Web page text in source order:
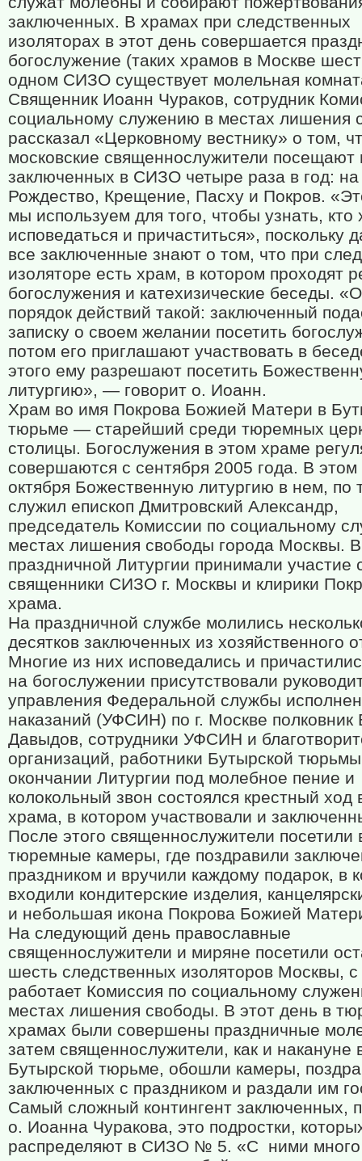
заключенных. В храмах при следственных
изоляторах в этот день совершается
богослужение (таких храмов в Москве
одном СИЗО существует молельная
Священник Иоанн Чураков, сотрудник
социальному служению в местах лишения
рассказал «Церковному вестнику» о том,
московские священнослужители посещают
заключенных в СИЗО четыре раза в год: на
Рождество, Крещение, Пасху и Покров.
мы используем для того, чтобы узнать, кто
исповедаться и причаститься», поскольку
все заключенные знают о том, что при
изоляторе есть храм, в котором проходят
богослужения и катехизические беседы.
порядок действий такой: заключенный
записку о своем желании посетить
потом его приглашают участвовать в
этого ему разрешают посетить
литургию», — говорит о. Иоанн.
Храм во имя Покрова Божией Матери в
тюрьме — старейший среди тюремных
столицы. Богослужения в этом храме
совершаются с сентября 2005 года. В этом
октября Божественную литургию в нем, по
служил епископ Дмитровский Александр,
председатель Комиссии по социальному
местах лишения свободы города Москвы. В
праздничной Литургии принимали участие
священники СИЗО г. Москвы и клирики
храма.
На праздничной службе молились
десятков заключенных из хозяйственного
Многие из них исповедались и
на богослужении присутствовали
управления Федеральной службы
наказаний (УФСИН) по г. Москве полковник
Давыдов, сотрудники УФСИН и
организаций, работники Бутырской
окончании Литургии под молебное пение и
колокольный звон состоялся крестный ход
храма, в котором участвовали и
После этого священнослужители посетили
тюремные камеры, где поздравили
праздником и вручили каждому подарок, в
входили кондитерские изделия,
и небольшая икона Покрова Божией
На следующий день православные
священнослужители и миряне посетили
шесть следственных изоляторов Москвы,
работает Комиссия по социальному
местах лишения свободы. В этот день в
храмах были совершены праздничные
затем священнослужители, как и накануне
Бутырской тюрьме, обошли камеры,
заключенных с праздником и раздали им
Самый сложный контингент заключенных,
о. Иоанна Чуракова, это подростки,
распределяют в СИЗО № 5. «С
ними